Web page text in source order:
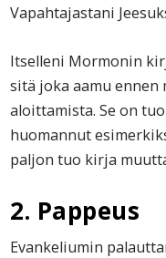
Vapahtajastani
Itselleni Mormonin
sitä joka aamu
aloittamista. Se on
huomannut
paljon tuo kirja
2. Pappeus
Evankeliumin